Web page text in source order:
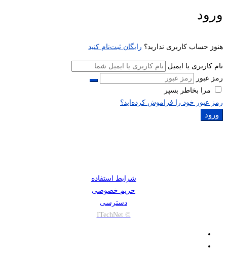
ورود
هنوز حساب کاربری ندارید؟ رایگان ثبت‌نام کنید
نام کاربری یا ایمیل
رمز عبور
مرا بخاطر بسپر
رمز عبور خود را فراموش کرده‌اید؟
ورود
شرایط استفاده
حریم خصوصی
دسترسی
© ITechNet